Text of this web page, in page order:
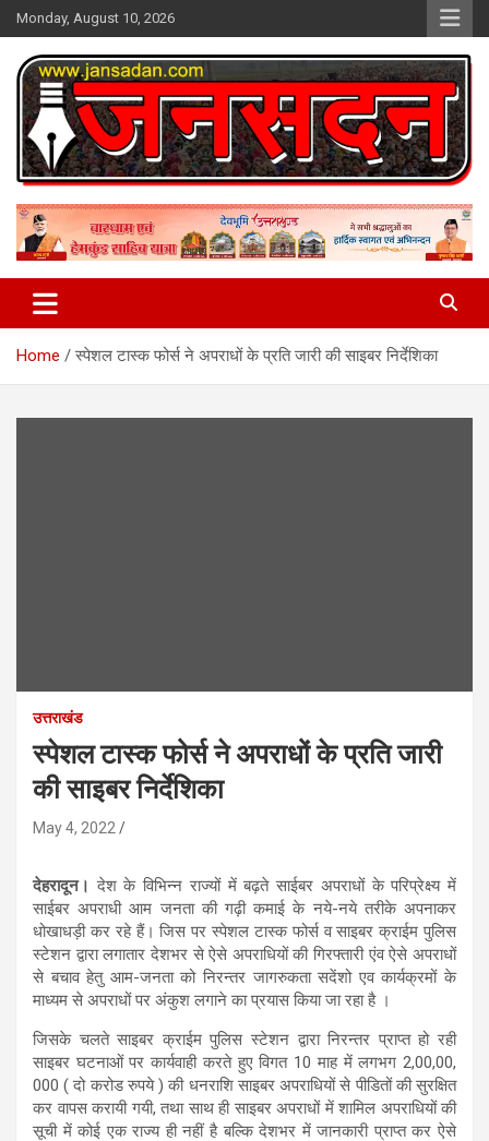
Skip
to
content
Monday, August 10, 2026
Jan Sadan
Home स्पेशल टास्क फोर्स ने अपराधों के प्रति जारी की साइबर निर्देशिका
उत्तराखंड
स्पेशल टास्क फोर्स ने अपराधों के प्रति जारी
की साइबर निर्देशिका
May 4, 2022
देहरादून।देश के विभिन्न राज्यों में बढ़ते साईबर अपराधों के परिप्रेक्ष्य में
साईबर अपराधी आम जनता की गढ़ी कमाई के नये-नये तरीके अपनाकर
धोखाधड़ी कर रहे हैं। जिस पर स्पेशल टास्क फोर्स व साइबर क्राईम पुलिस
स्टेशन द्वारा लगातार देशभर से ऐसे अपराधियों की गिरफ्तारी एंव ऐसे अपराधों
से बचाव हेतु आम-जनता को निरन्तर जागरुकता सदेंशो एव कार्यक्रमों के
माध्यम से अपराधों पर अंकुश लगाने का प्रयास किया जा रहा है ।
जिसके चलते साइबर क्राईम पुलिस स्टेशन द्वारा निरन्तर प्राप्त हो रही
साइबर घटनाओं पर कार्यवाही करते हुए विगत 10 माह में लगभग 2,00,00,
000 ( दो करोड रुपये ) की धनराशि साइबर अपराधियों से पीडितों की सुरक्षित
कर वापस करायी गयी, तथा साथ ही साइबर अपराधों में शामिल अपराधियों की
सूची में कोई एक राज्य ही नहीं है बल्कि देशभर में जानकारी प्राप्त कर ऐसे